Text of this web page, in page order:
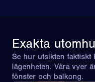
Exakta
Se hur utsikten faktiskt
lägenheten. Våra vyer
fönster och balkong.